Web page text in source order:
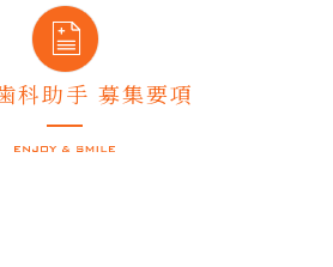
科助手 募集要項